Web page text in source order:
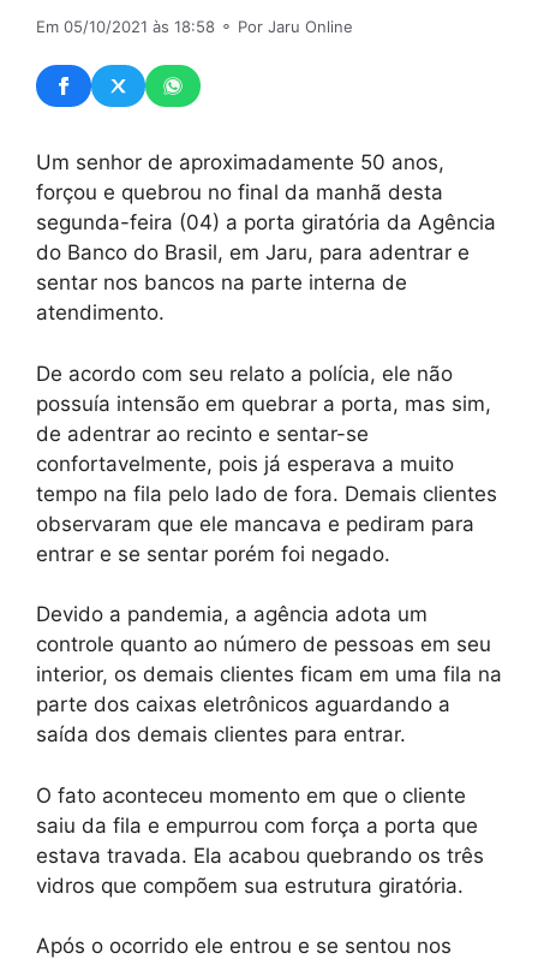
Em 05/10/2021 às 18:58 ⚬ Por Jaru Online
Um senhor de aproximadamente 50 anos,
forçou e quebrou no final da manhã desta
segunda-feira (04) a porta giratória da Agência
do Banco do Brasil, em Jaru, para adentrar e
sentar nos bancos na parte interna de
atendimento.
De acordo com seu relato a polícia, ele não
possuía intensão em quebrar a porta, mas sim,
de adentrar ao recinto e sentar-se
confortavelmente, pois já esperava a muito
tempo na fila pelo lado de fora. Demais clientes
observaram que ele mancava e pediram para
entrar e se sentar porém foi negado.
Devido a pandemia, a agência adota um
controle quanto ao número de pessoas em seu
interior, os demais clientes ficam em uma fila na
parte dos caixas eletrônicos aguardando a
saída dos demais clientes para entrar.
O fato aconteceu momento em que o cliente
saiu da fila e empurrou com força a porta que
estava travada. Ela acabou quebrando os três
vidros que compõem sua estrutura giratória.
Após o ocorrido ele entrou e se sentou nos